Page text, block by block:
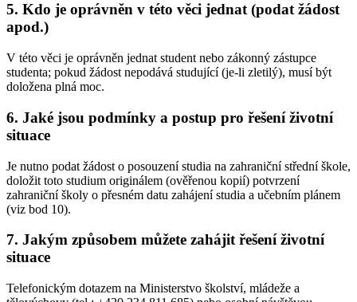
5. Kdo je oprávněn v této věci jednat (podat žádost
apod.)
V této věci je oprávněn jednat student nebo zákonný zástupce
studenta; pokud žádost nepodává studující (je-li zletilý), musí být
doložena plná moc.
6. Jaké jsou podmínky a postup pro řešení životní
situace
Je nutno podat žádost o posouzení studia na zahraniční střední škole,
doložit toto studium originálem (ověřenou kopií) potvrzení
zahraniční školy o přesném datu zahájení studia a učebním plánem
(viz bod 10).
7. Jakým způsobem můžete zahájit řešení životní
situace
Telefonickým dotazem na Ministerstvo školství, mládeže a